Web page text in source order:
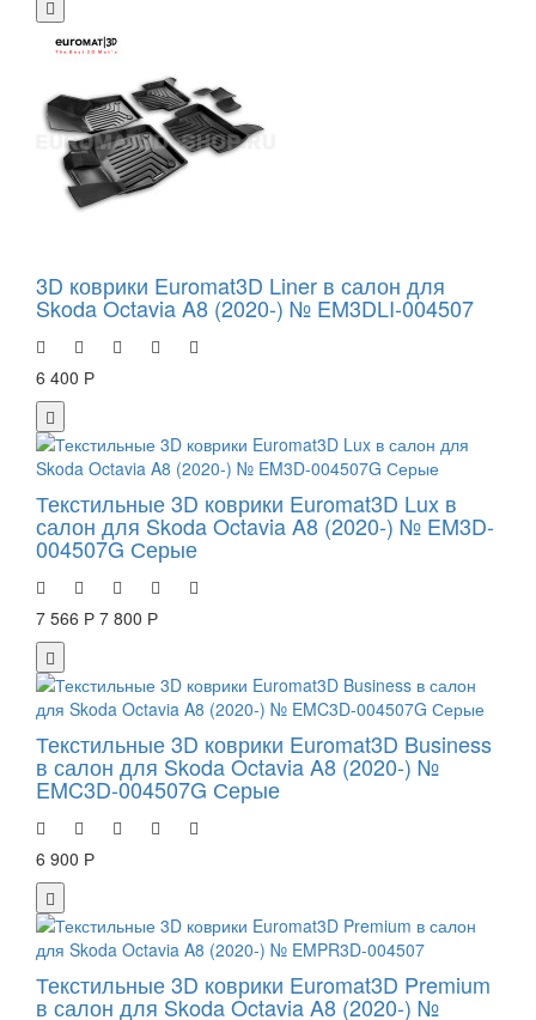
3D коврики Euromat3D Liner в салон для
Skoda Octavia A8 (2020-) № EM3DLI-004507
6 400 Р
Текстильные 3D коврики Euromat3D Lux в
салон для Skoda Octavia A8 (2020-) № EM3D-
004507G Серые
7 566 Р 7 800 Р
Текстильные 3D коврики Euromat3D Business
в салон для Skoda Octavia A8 (2020-) №
EMC3D-004507G Серые
6 900 Р
Текстильные 3D коврики Euromat3D Premium
в салон для Skoda Octavia A8 (2020-) №